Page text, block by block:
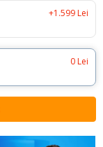
+1.599 Lei
0 Lei